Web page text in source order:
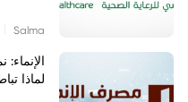
Salma
لماذا